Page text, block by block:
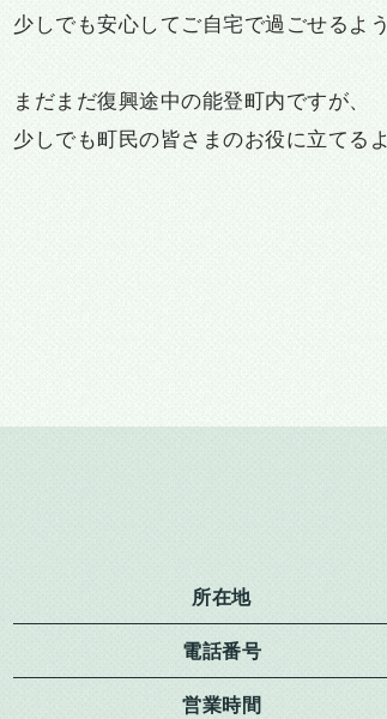
少しでも安心してご自宅で過ごせるよ
まだまだ復興途中の能登町内ですが、
少しでも町民の皆さまのお役に立てる
所在地
電話番号
営業時間